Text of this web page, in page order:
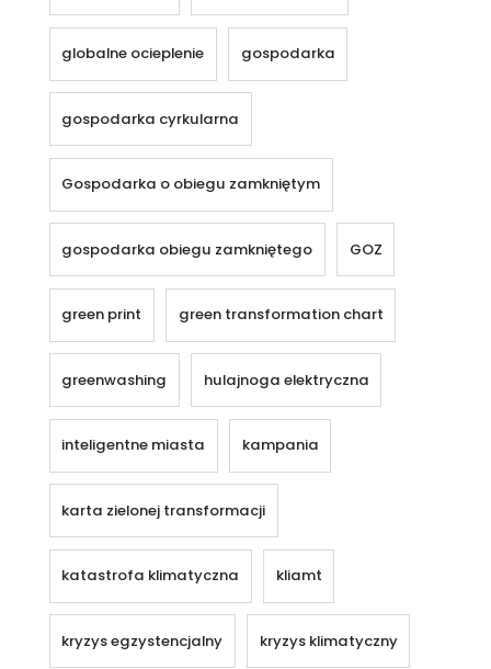
globalne ocieplenie gospodarka
gospodarka cyrkularna
Gospodarka o obiegu zamkniętym
gospodarka obiegu zamkniętego GOZ
green print green transformation chart
greenwashing hulajnoga elektryczna
inteligentne miasta kampania
karta zielonej transformacji
katastrofa klimatyczna kliamt
kryzys egzystencjalny kryzys klimatyczny